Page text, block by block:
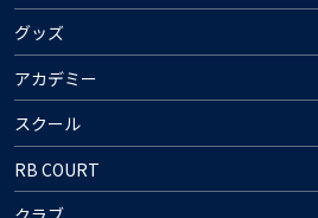
グッズ
アカデミー
スクール
RB COURT